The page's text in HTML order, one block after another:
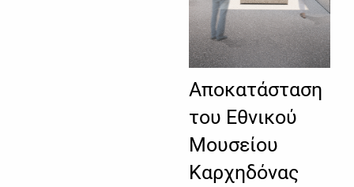
Αποκατάσταση
του Εθνικού
Μουσείου
Καρχηδόνας